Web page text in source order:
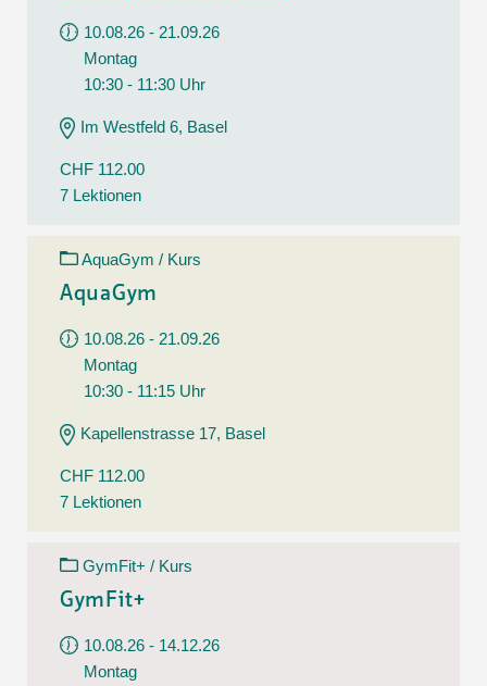
10.08.26 - 21.09.26
Montag
10:30 - 11:30 Uhr
Im Westfeld 6, Basel
CHF 112.00
7 Lektionen
AquaGym / Kurs
AquaGym
10.08.26 - 21.09.26
Montag
10:30 - 11:15 Uhr
Kapellenstrasse 17, Basel
CHF 112.00
7 Lektionen
GymFit+ / Kurs
GymFit+
10.08.26 - 14.12.26
Montag